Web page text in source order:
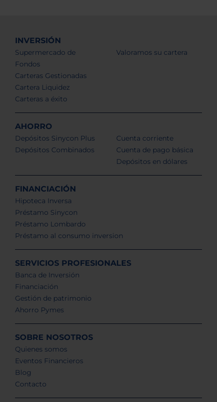
INVERSIÓN
Supermercado de
Fondos
Carteras Gestionadas
Cartera Liquidez
Carteras a éxito
Valoramos su cartera
AHORRO
Depósitos Sinycon Plus
Depósitos Combinados
Cuenta corriente
Cuenta de pago básica
Depósitos en dólares
FINANCIACIÓN
Hipoteca Inversa
Préstamo Sinycon
Préstamo Lombardo
Préstamo al consumo inversion
SERVICIOS PROFESIONALES
Banca de Inversión
Financiación
Gestión de patrimonio
Ahorro Pymes
SOBRE NOSOTROS
Quienes somos
Eventos Financieros
Blog
Contacto